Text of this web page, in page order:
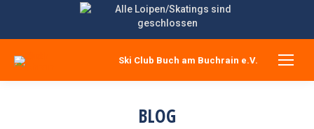
Ski Club Buch am Buchrain e.V.
BLOG